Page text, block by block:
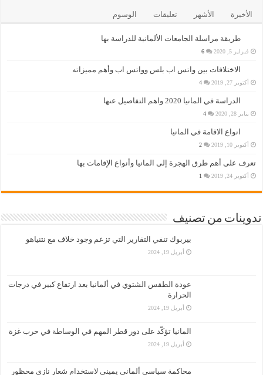
الأخيرة الأشهر تعليقات الوسوم
طريقة مراسلة الجامعات الألمانية للدراسة بها
فبراير 5, 2020 6
الاختلافات بين واتس اب بلس وواتس اب وأهم مميزاته
أكتوبر 27, 2019 4
الدراسة في المانيا 2020 واهم التفاصيل عنها
يناير 28, 2020 4
انواع الاقامة في المانيا
أكتوبر 10, 2019 2
تعرف على أهم طرق الهجرة إلى المانيا وأنواع الإقامات بها
أكتوبر 24, 2019 1
تدوينات من تصنيف
بيربوك تنفي التقارير التي تزعم وجود خلاف مع نتنياهو
أبريل 19, 2024
عودة الطقس الشتوي في ألمانيا بعد ارتفاع كبير في درجات
الحرارة
أبريل 19, 2024
المانيا تؤكّد على دور قطر المهم في الوساطة في حرب غزة
أبريل 19, 2024
محاكمة سياسي ألماني يميني لاستخدام شعار نازي محظور